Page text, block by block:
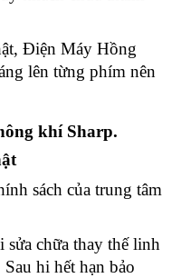
Điện Máy Hồng
lên từng phím nên
khí Sharp.
sách của trung tâm
sửa chữa thay thế linh
hi hết hạn bảo